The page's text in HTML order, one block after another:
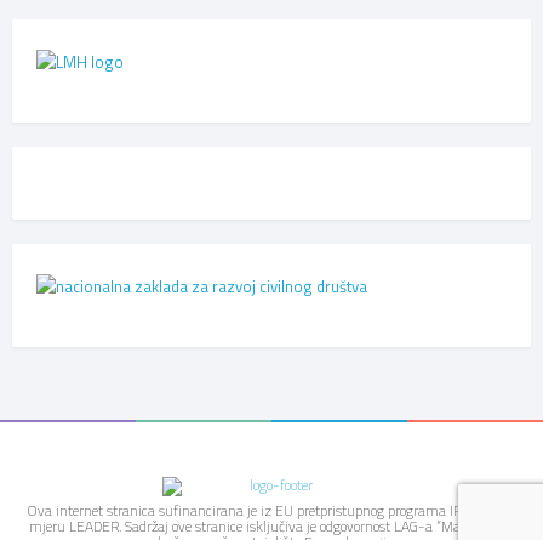
Ova internet stranica sufinancirana je iz EU pretpristupnog programa IPARD kroz
mjeru LEADER. Sadržaj ove stranice isključiva je odgovornost LAG-a “Mareta” i ne